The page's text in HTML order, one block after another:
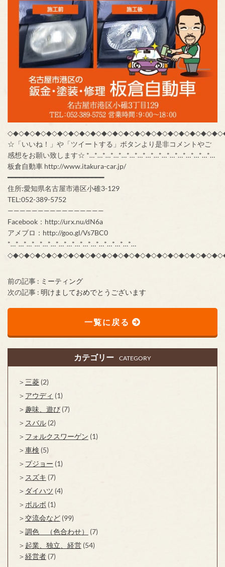
☆「いいね！」や「ツイートする」ボタンより是非コメントやご
感想をお願い致します☆ *…*…*…*…*…*…*…*…*…*…*…*…*…*…*…*…
板倉自動車 http://www.itakura-car.jp/
━━━━━━━━━━━━━━━━━━━━━━━━
住所:愛知県名古屋市港区小碓3-129
TEL:052-389-5752
————————————————
Facebook：http://urx.nu/dN6a
アメブロ：http://goo.gl/Vs7BC0
*…*…*…*…*…*…*…*…*…*…*…*…*…*…*…*…
前の記事 : ミーティング
次の記事 : 明けましておめでとうございます
一覧に戻る
カテゴリー CATEGORY
三菱 (2)
アウディ (1)
趣味、遊び (7)
スバル (2)
フォルクスワーゲン (1)
車検 (5)
プジョー (1)
スズキ (7)
ダイハツ (4)
ボルボ (1)
交流会など (99)
調色 （色合わせ）
(7)
起業、独立、経営 (54)
経営者 (7)